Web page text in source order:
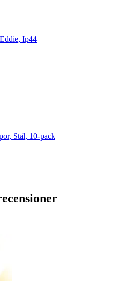
Ip44
Stål, 10-pack